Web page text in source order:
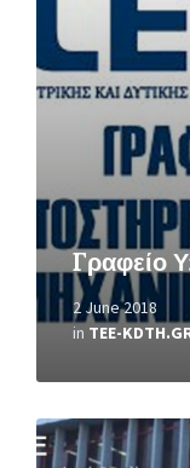
Γραφείο
2 June 2018
in TEE-
Read
More